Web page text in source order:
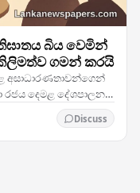
බිය වෙමින්
ගමන් කරයි
අසාධාරණතාවන්ගෙන්
රජය දෙමළ දේශපාලන
Discuss